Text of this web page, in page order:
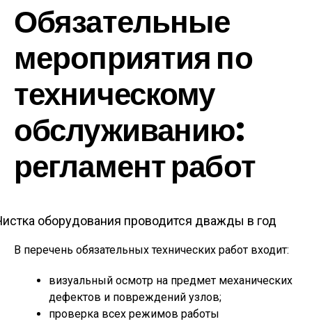
Обязательные
мероприятия по
техническому
обслуживанию:
регламент работ
оборудования проводится дважды в год
В перечень обязательных технических работ входит:
визуальный осмотр на предмет механических
дефектов и повреждений узлов;
проверка всех режимов работы